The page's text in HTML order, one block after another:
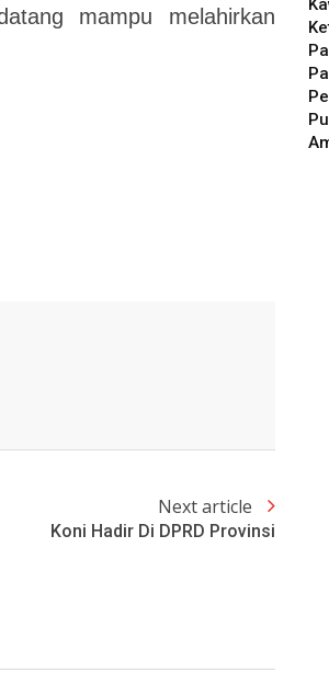
mampu melahirkan
Next article
Koni Hadir Di DPRD Provinsi